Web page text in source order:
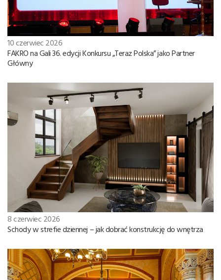
10 czerwiec 2026
FAKRO na Gali 36. edycji Konkursu „Teraz Polska” jako Partner
Główny
8 czerwiec 2026
Schody w strefie dziennej – jak dobrać konstrukcję do wnętrza